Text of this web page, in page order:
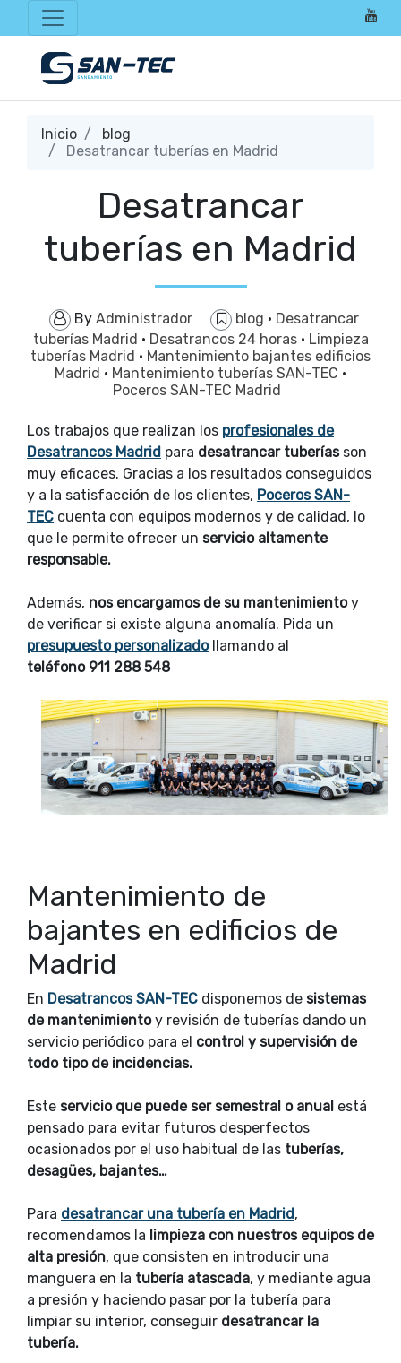
Inicio
blog
Desatrancar tuberías en Madrid
Desatrancar
tuberías en Madrid
By Administrador blog · Desatrancar
tuberías Madrid · Desatrancos 24 horas · Limpieza
tuberías Madrid · Mantenimiento bajantes edificios
Madrid · Mantenimiento tuberías SAN-TEC ·
Poceros SAN-TEC Madrid
Los trabajos que realizan los profesionales de
Desatrancos Madrid para desatrancar tuberíasson
muy eficaces. Gracias a los resultados conseguidos
y a la satisfacción de los clientes, Poceros SAN-
TEC cuenta con equipos modernos y de calidad, lo
que le permite ofrecer un servicio altamente
responsable.
Además, nos encargamos de su mantenimientoy
de verificar si existe alguna anomalía. Pida un
presupuesto personalizadollamando al
teléfono 911 288 548
Mantenimiento de
bajantes en edificios de
Madrid
En Desatrancos SAN-TEC disponemos de sistemas
de mantenimientoy revisión de tuberías dando un
servicio periódico para el control y supervisión de
todo tipo de incidencias.
Este servicio que puede ser semestral o anual está
pensado para evitar futuros desperfectos
ocasionados por el uso habitual de las tuberías,
desagües, bajantes…
Para desatrancar una tubería en Madrid,
recomendamos la limpieza con nuestros equipos de
alta presión, que consisten en introducir una
manguera en la tubería atascada, y mediante agua
a presión y haciendo pasar por la tubería para
limpiar su interior, conseguir desatrancar la
tubería.